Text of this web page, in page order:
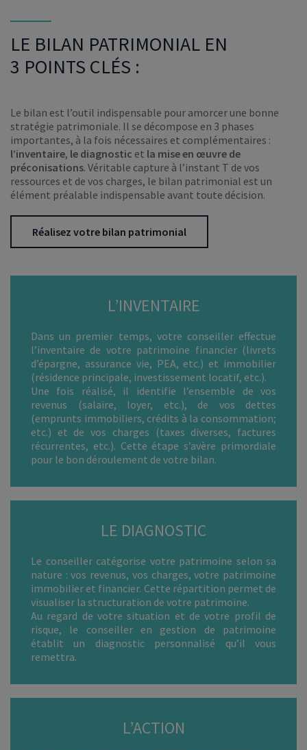
LE BILAN PATRIMONIAL EN
3 POINTS CLÉS :
Le bilan est l’outil indispensable pour amorcer une bonne
stratégie patrimoniale. Il se décompose en 3 phases
importantes, à la fois nécessaires et complémentaires :
l’inventaire, le diagnostic et la mise en œuvre de
préconisations. Véritable capture à l’instant T de vos
ressources et de vos charges, le bilan patrimonial est un
élément préalable indispensable avant toute décision.
Réalisez votre bilan patrimonial
L’INVENTAIRE
Dans un premier temps, votre conseiller effectue
l’inventaire de votre patrimoine financier (livrets
d’épargne, assurance vie, PEA, etc.) et immobilier
(résidence principale, investissement locatif, etc.).
Une fois réalisé, il identifie l’ensemble de vos
revenus (salaire, loyer, etc.), de vos dettes
(emprunts immobiliers, crédits à la consommation;
etc.) et de vos charges (taxes diverses, factures
récurrentes, etc.). Cette étape s’avère primordiale
pour le bon déroulement de votre bilan.
LE DIAGNOSTIC
Le conseiller catégorise votre patrimoine selon sa
nature : vos revenus, vos charges, votre patrimoine
immobilier et financier. Cette répartition permet de
visualiser la structuration de votre patrimoine.
Au regard de votre situation et de votre profil de
risque, le conseiller en gestion de patrimoine
établit un diagnostic personnalisé qu’il vous
remettra.
L’ACTION